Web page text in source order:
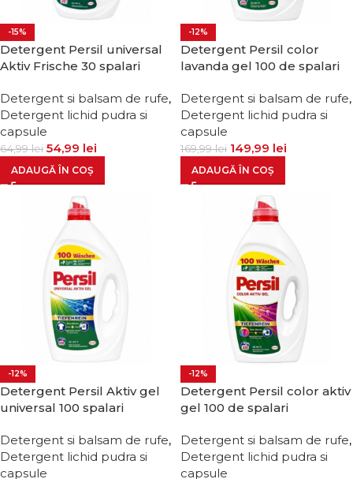
-15%
Detergent Persil universal
Aktiv Frische 30 spalari
Detergent si balsam de rufe,
Detergent lichid pudra si
capsule
64,99lei 54,99 lei
ADAUGĂ ÎN COȘ
-12%
Detergent Persil color
lavanda gel 100 de spalari
Detergent si balsam de rufe,
Detergent lichid pudra si
capsule
169,99lei 149,99 lei
ADAUGĂ ÎN COȘ
-12%
Detergent Persil Aktiv gel
universal 100 spalari
Detergent si balsam de rufe,
Detergent lichid pudra si
capsule
-12%
Detergent Persil color aktiv
gel 100 de spalari
Detergent si balsam de rufe,
Detergent lichid pudra si
capsule